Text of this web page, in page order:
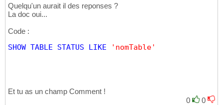
Quelqu'un aurait il des reponses ?
La doc oui...
Code :
SHOW TABLE STATUS LIKE 'nomTable'
Et tu as un champ Comment !
0
0